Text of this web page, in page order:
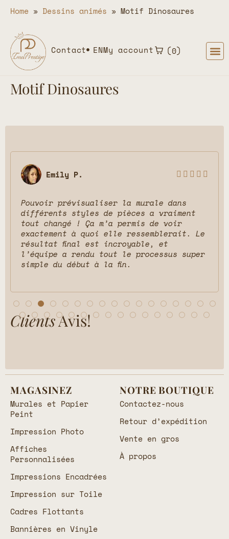
Home » Dessins animés » Motif Dinosaures
Contact ENMy account 0
Motif Dinosaures
Emily P.     
Pouvoir prévisualiser la murale dans
différents styles de pièces a vraiment
tout changé ! Ça m’a permis de voir
exactement à quoi elle ressemblerait. Le
résultat final est incroyable, et
l’équipe a rendu tout le processus super
simple du début à la fin.
ClientsAvis!
MAGASINEZ
Murales et Papier
Peint
Impression Photo
Affiches
Personnalisées
Impressions Encadrées
Impression sur Toile
Cadres Flottants
Bannières en Vinyle
NOTRE BOUTIQUE
Contactez-nous
Retour d’expédition
Vente en gros
À propos